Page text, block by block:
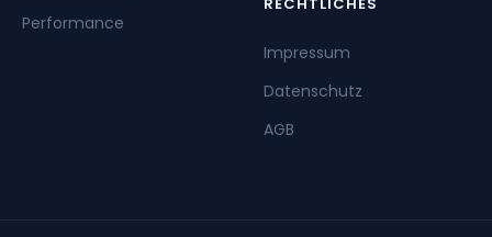
Performance
Impressum
Datenschutz
AGB